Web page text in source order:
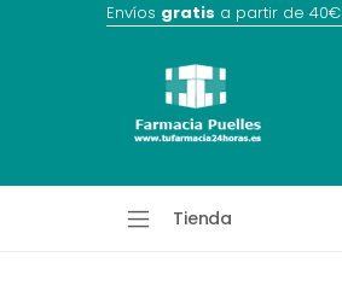
Envíos gratis a partir de 40€
Tienda